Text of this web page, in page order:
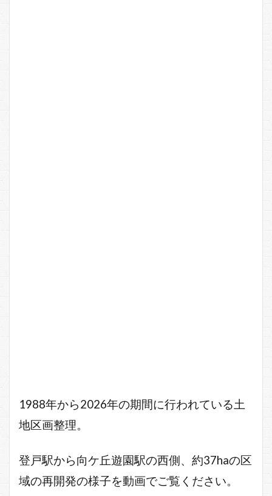
1988年から2026年の期間に行われている土
地区画整理。
登戸駅から向ケ丘遊園駅の西側、約37haの区
域の再開発の様子を動画でご覧ください。